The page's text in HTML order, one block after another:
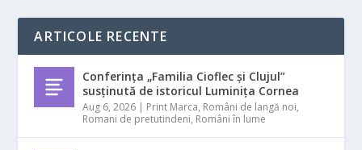
ARTICOLE RECENTE
Conferința „Familia Cioflec și Clujul”
susținută de istoricul Luminița Cornea
Aug 6, 2026 | Print Marca, Români de langă noi,
Romani de pretutindeni, Români în lume